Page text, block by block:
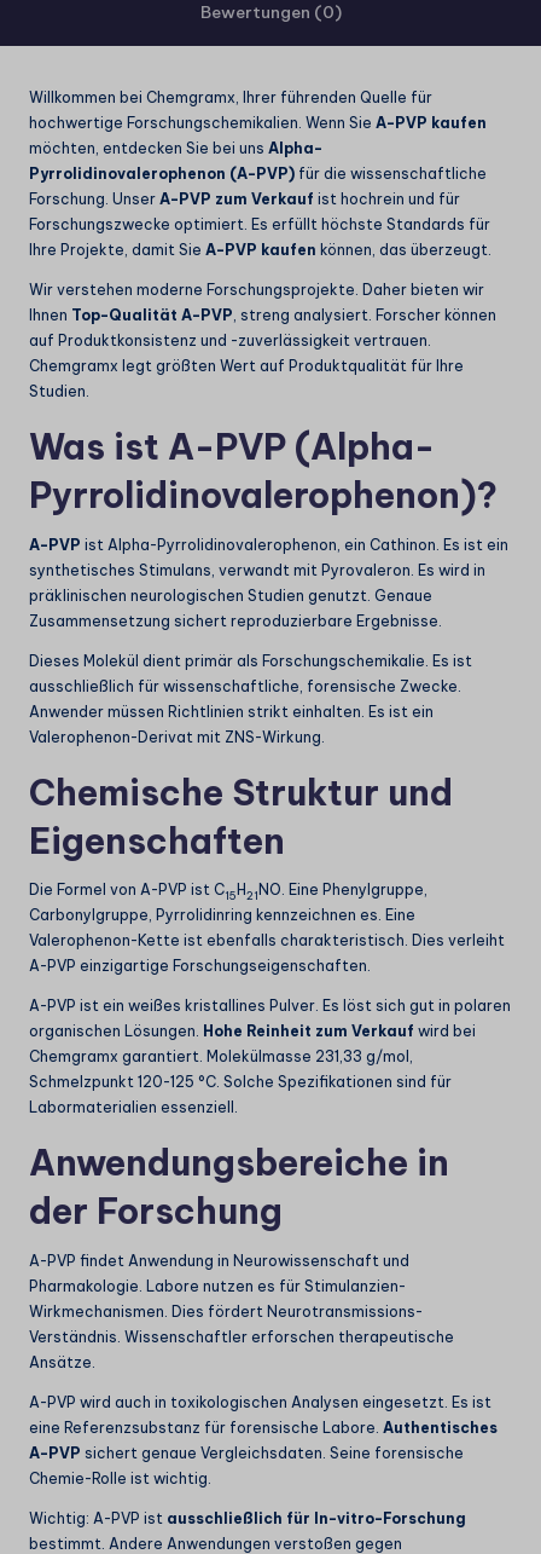
Bewertungen (0)
Willkommen bei Chemgramx, Ihrer führenden Quelle für
hochwertige Forschungschemikalien. Wenn Sie A-PVP kaufen
möchten, entdecken Sie bei uns Alpha-
Pyrrolidinovalerophenon (A-PVP) für die wissenschaftliche
Forschung. Unser A-PVP zum Verkauf ist hochrein und für
Forschungszwecke optimiert. Es erfüllt höchste Standards für
Ihre Projekte, damit Sie A-PVP kaufen können, das überzeugt.
Wir verstehen moderne Forschungsprojekte. Daher bieten wir
Ihnen Top-Qualität A-PVP, streng analysiert. Forscher können
auf Produktkonsistenz und -zuverlässigkeit vertrauen.
Chemgramx legt größten Wert auf Produktqualität für Ihre
Studien.
Was ist A-PVP (Alpha-
Pyrrolidinovalerophenon)?
A-PVP ist Alpha-Pyrrolidinovalerophenon, ein Cathinon. Es ist ein
synthetisches Stimulans, verwandt mit Pyrovaleron. Es wird in
präklinischen neurologischen Studien genutzt. Genaue
Zusammensetzung sichert reproduzierbare Ergebnisse.
Dieses Molekül dient primär als Forschungschemikalie. Es ist
ausschließlich für wissenschaftliche, forensische Zwecke.
Anwender müssen Richtlinien strikt einhalten. Es ist ein
Valerophenon-Derivat mit ZNS-Wirkung.
Chemische Struktur und
Eigenschaften
Die Formel von A-PVP ist C15 H21 NO. Eine Phenylgruppe,
Carbonylgruppe, Pyrrolidinring kennzeichnen es. Eine
Valerophenon-Kette ist ebenfalls charakteristisch. Dies verleiht
A-PVP einzigartige Forschungseigenschaften.
A-PVP ist ein weißes kristallines Pulver. Es löst sich gut in polaren
organischen Lösungen. Hohe Reinheit zum Verkauf wird bei
Chemgramx garantiert. Molekülmasse 231,33 g/mol,
Schmelzpunkt 120-125 °C. Solche Spezifikationen sind für
Labormaterialien essenziell.
Anwendungsbereiche in
der Forschung
A-PVP findet Anwendung in Neurowissenschaft und
Pharmakologie. Labore nutzen es für Stimulanzien-
Wirkmechanismen. Dies fördert Neurotransmissions-
Verständnis. Wissenschaftler erforschen therapeutische
Ansätze.
A-PVP wird auch in toxikologischen Analysen eingesetzt. Es ist
eine Referenzsubstanz für forensische Labore. Authentisches
A-PVP sichert genaue Vergleichsdaten. Seine forensische
Chemie-Rolle ist wichtig.
Wichtig: A-PVP ist ausschließlich für In-vitro-Forschung
bestimmt. Andere Anwendungen verstoßen gegen